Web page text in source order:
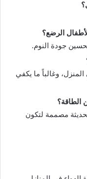
الرضع؟
جودة النوم.
وغالباً ما يكفي
الطاقة؟
مصممة لتكون